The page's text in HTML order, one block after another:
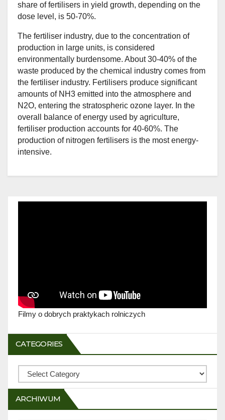
share of fertilisers in yield growth, depending on the
dose level, is 50-70%.
The fertiliser industry, due to the concentration of
production in large units, is considered
environmentally burdensome. About 30-40% of the
waste produced by the chemical industry comes from
the fertiliser industry. Fertilisers produce significant
amounts of NH3 emitted into the atmosphere and
N2O, entering the stratospheric ozone layer. In the
overall balance of energy used by agriculture,
fertiliser production accounts for 40-60%. The
production of nitrogen fertilisers is the most energy-
intensive.
Filmy o dobrych praktykach rolniczych
CATEGORIES
Categories
ARCHIWUM